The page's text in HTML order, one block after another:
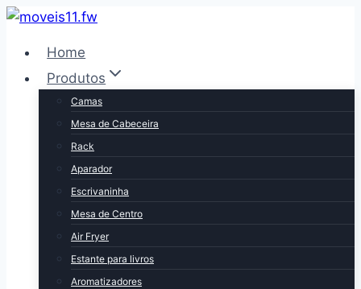
Pular
Conteúdo
Home
Produtos
Camas
Mesa de Cabeceira
Rack
Aparador
Escrivaninha
Mesa de Centro
Air Fryer
Estante para livros
Aromatizadores